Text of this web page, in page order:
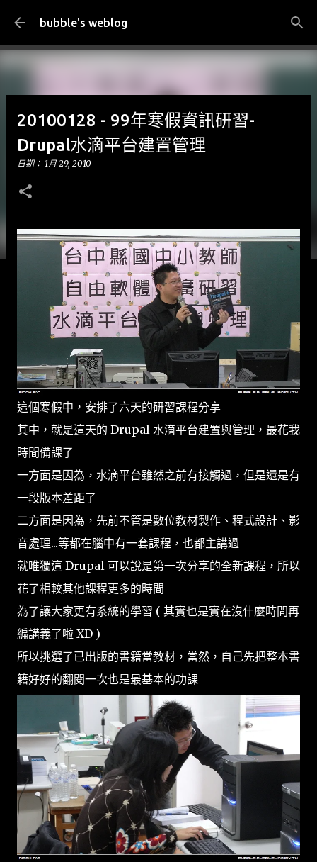
跳到主要內容
bubble's weblog
20100128 - 99年寒假資訊研習-
Drupal水滴平台建置管理
日期： 1月 29, 2010
這個寒假中，安排了六天的研習課程分享
其中，就是這天的 Drupal 水滴平台建置與管理，最花我
時間備課了
一方面是因為，水滴平台雖然之前有接觸過，但是還是有
一段版本差距了
二方面是因為，先前不管是數位教材製作、程式設計、影
音處理...等都在腦中有一套課程，也都主講過
就唯獨這 Drupal 可以說是第一次分享的全新課程，所以
花了相較其他課程更多的時間
為了讓大家更有系統的學習 ( 其實也是實在沒什麼時間再
編講義了啦 XD )
所以挑選了已出版的書籍當教材，當然，自己先把整本書
籍好好的翻閱一次也是最基本的功課